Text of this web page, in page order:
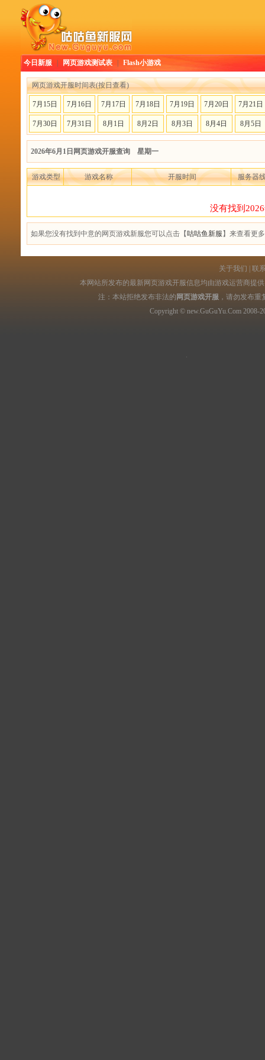
今日新服 网页游戏测试表 Flash小游戏
网页游戏开服时间表(按日查看)
7月15日 7月16日 7月17日 7月18日 7月19日 7月20日 7月21日
7月30日 7月31日 8月1日 8月2日 8月3日 8月4日 8月5日
2026年6月1日网页游戏开服查询 星期一
游戏类型 游戏名称 开服时间 服务器
没有找到
如果您没有找到中意的网页游戏新服您可以点击【咕咕鱼新服 】来查看更
关于我们
联
本网站所发布的最新网页游戏开服信息均由游戏运营商提
注：本站拒绝发布非法的 网页游戏开服 ，请勿发布重
Copyright © new.GuGuYu.Com 2008-